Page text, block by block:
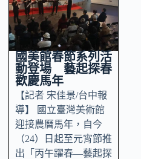
國美館春節系列活
動登場 藝起探春
歡慶馬年
【記者 宋佳景/台中報
導】 國立臺灣美術館
迎接農曆馬年，自今
（24）日起至元宵節推
出「丙午躍春—藝起探